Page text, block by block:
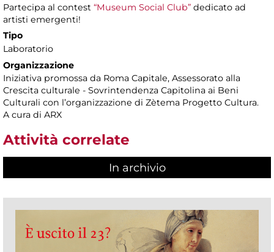
Partecipa al contest “Museum Social Club” dedicato ad
artisti emergenti!
Tipo
Laboratorio
Organizzazione
Iniziativa promossa da Roma Capitale, Assessorato alla
Crescita culturale - Sovrintendenza Capitolina ai Beni
Culturali con l’organizzazione di Zètema Progetto Cultura.
A cura di ARX
Attività correlate
In archivio